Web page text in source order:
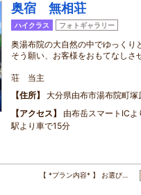
奥宿 無相荘
ハイクラス フォトギャラリー
奥湯布院の大自然の中でゆっくり
そう願い、お客様をおもてなしさ
荘 当主
住所
大分県由布市湯布院町
アクセス
由布岳スマートIC
駅より車で15分
【 *プラン内容* 】 お選び…